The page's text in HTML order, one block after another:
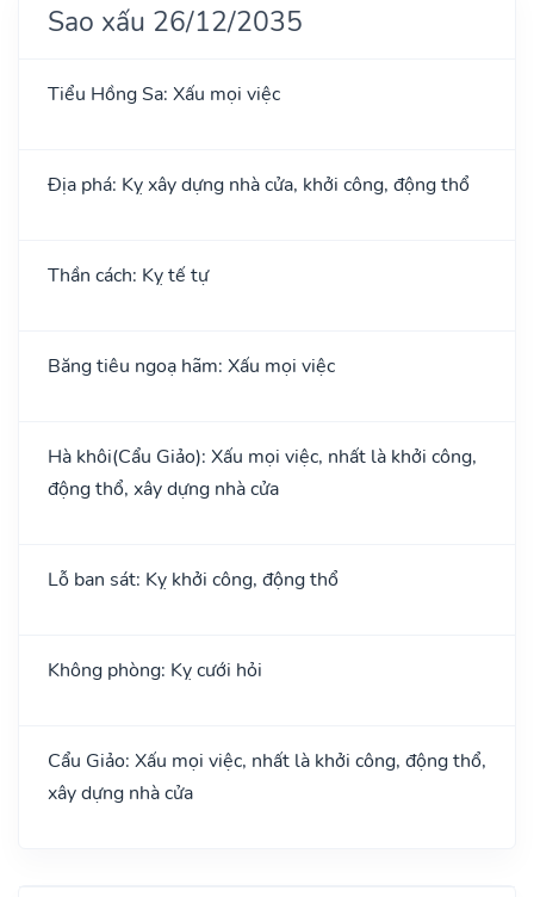
Sao xấu 26/12/2035
Tiểu Hồng Sa: Xấu mọi việc
Địa phá: Kỵ xây dựng nhà cửa, khởi công, động thổ
Thần cách: Kỵ tế tự
Băng tiêu ngoạ hãm: Xấu mọi việc
Hà khôi(Cẩu Giảo): Xấu mọi việc, nhất là khởi công,
động thổ, xây dựng nhà cửa
Lỗ ban sát: Kỵ khởi công, động thổ
Không phòng: Kỵ cưới hỏi
Cẩu Giảo: Xấu mọi việc, nhất là khởi công, động thổ,
xây dựng nhà cửa